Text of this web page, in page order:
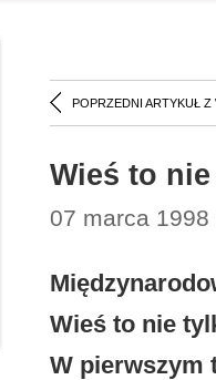
POPRZEDNI ARTYKUŁ Z
Wieś to
07 marca
Wieś to nie
W pierwszym